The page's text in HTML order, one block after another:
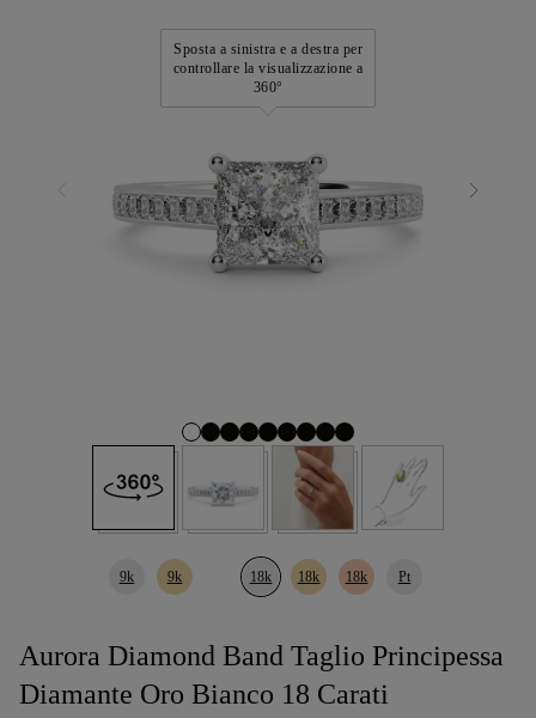
Sposta a sinistra e a destra per
controllare la visualizzazione a
360°
9k 9k 18k 18k 18k Pt
Aurora Diamond Band Taglio Principessa
Diamante Oro Bianco 18 Carati